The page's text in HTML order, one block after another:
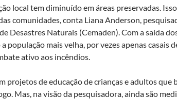
local tem diminuído em áreas preservadas.
comunidades, conta Liana Anderson,
Desastres Naturais (Cemaden). Com a saída
população mais velha, por vezes apenas casais
ativo aos incêndios.
projetos de educação de crianças e adultos que
Mas, na visão da pesquisadora, ainda são